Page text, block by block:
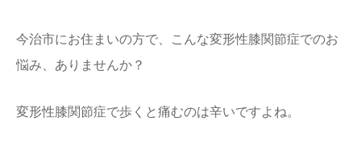
今治市にお住まいの方で、こんな変形性膝関節症でのお
悩み、ありませんか？
変形性膝関節症で歩くと痛むのは辛いですよね。